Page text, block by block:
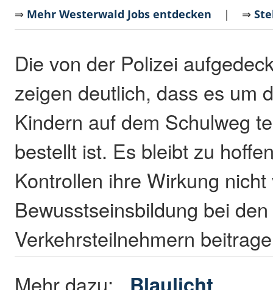
⇒ Mehr Westerwald Jobs entdecken | ⇒
Die von der Polizei
zeigen deutlich, dass es um
Kindern auf dem Schulweg
bestellt ist. Es bleibt zu
Kontrollen ihre Wirkung
Bewusstseinsbildung bei den
Verkehrsteilnehmern
Mehr dazu: Blaulicht